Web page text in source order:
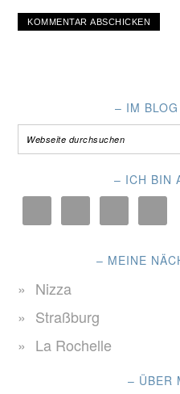
– IM
– ICH BIN
– MEINE
Nizza
Straßburg
La Rochelle
– ÜBER